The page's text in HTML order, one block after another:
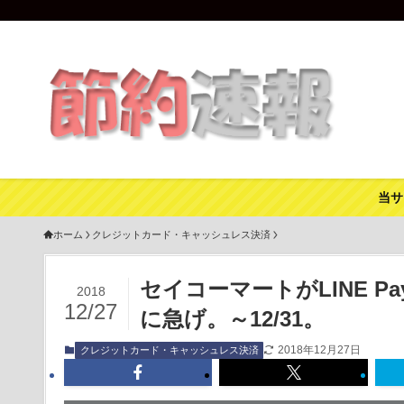
当
ホーム クレジットカード・キャッシュレス決済
セイコーマートがLINE
に急げ。～12/31。
2018
12/27
クレジットカード・キャッシュレス決済 2018年12月27日